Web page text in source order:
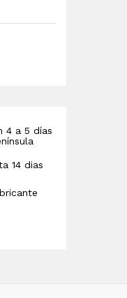
4 a 5 días
14 dias